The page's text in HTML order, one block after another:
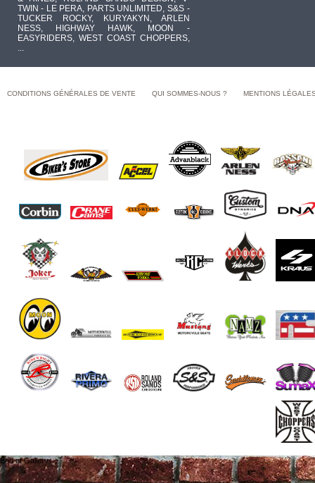
TWIN - LE PERA, PARTS UNLIMITED, S&S -
TUCKER ROCKY, KURYAKYN, ARLEN
NESS, HIGHWAY HAWK, MOON -
EASYRIDERS, WEST COAST CHOPPERS,
CONDITIONS GÉNÉRALES DE VENTE QUI SOMMES-NOUS ? MENTIONS
End of Gallery